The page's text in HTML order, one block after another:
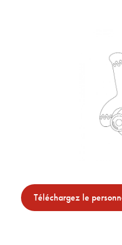
Téléchargez le